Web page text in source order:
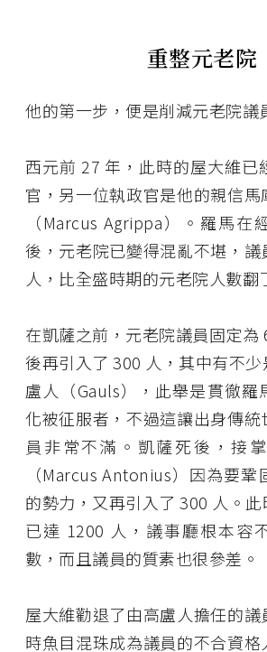
重整元老院
他的第一步，便是削減元老院議
西元前 27 年，此時的屋大維已
官，另一位執政官是他的親信馬
（Marcus Agrippa）。羅馬在
後，元老院已變得混亂不堪，議
人，比全盛時期的元老院人數翻
在凱薩之前，元老院議員固定為
後再引入了 300 人，其中有不
盧人（Gauls），此舉是貫徹
化被征服者，不過這讓出身傳
員非常不滿。凱薩死後，接
（Marcus Antonius）因為要
的勢力，又再引入了 300 人。
已達 1200 人，議事廳根本容
數，而且議員的質素也很參差。
屋大維勸退了由高盧人擔任的
時魚目混珠成為議員的不合資格